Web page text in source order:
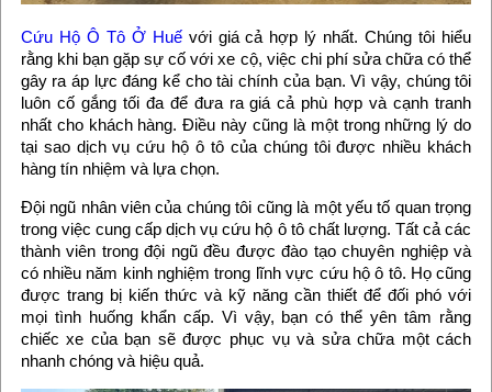
Cứu Hộ Ô Tô Ở Huếvới giá cả hợp lý nhất. Chúng tôi hiểu
rằng khi bạn gặp sự cố với xe cộ, việc chi phí sửa chữa có thể
gây ra áp lực đáng kể cho tài chính của bạn. Vì vậy, chúng tôi
luôn cố gắng tối đa để đưa ra giá cả phù hợp và cạnh tranh
nhất cho khách hàng. Điều này cũng là một trong những lý do
tại sao dịch vụ cứu hộ ô tô của chúng tôi được nhiều khách
hàng tín nhiệm và lựa chọn.
Đội ngũ nhân viên của chúng tôi cũng là một yếu tố quan trọng
trong việc cung cấp dịch vụ cứu hộ ô tô chất lượng. Tất cả các
thành viên trong đội ngũ đều được đào tạo chuyên nghiệp và
có nhiều năm kinh nghiệm trong lĩnh vực cứu hộ ô tô. Họ cũng
được trang bị kiến thức và kỹ năng cần thiết để đối phó với
mọi tình huống khẩn cấp. Vì vậy, bạn có thể yên tâm rằng
chiếc xe của bạn sẽ được phục vụ và sửa chữa một cách
nhanh chóng và hiệu quả.